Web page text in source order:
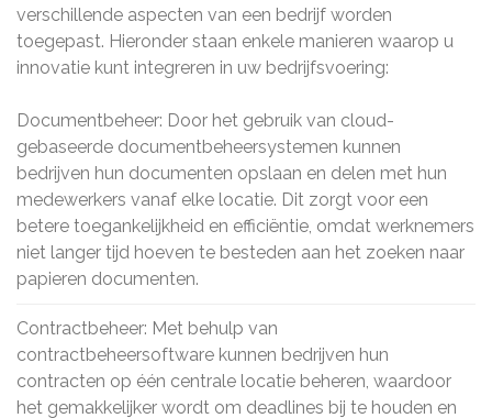
verschillende aspecten van een bedrijf worden
toegepast. Hieronder staan enkele manieren waarop u
innovatie kunt integreren in uw bedrijfsvoering:
Documentbeheer: Door het gebruik van cloud-
gebaseerde documentbeheersystemen kunnen
bedrijven hun documenten opslaan en delen met hun
medewerkers vanaf elke locatie. Dit zorgt voor een
betere toegankelijkheid en efficiëntie, omdat werknemers
niet langer tijd hoeven te besteden aan het zoeken naar
papieren documenten.
Contractbeheer: Met behulp van
contractbeheersoftware kunnen bedrijven hun
contracten op één centrale locatie beheren, waardoor
het gemakkelijker wordt om deadlines bij te houden en